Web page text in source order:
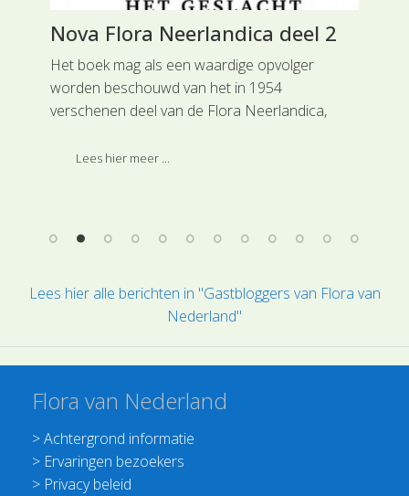
Nova Flora Neerlandica deel 2
Het boek mag als een waardige opvolger
worden beschouwd van het in 1954
verschenen deel van de Flora Neerlandica,
het geslacht Carex, inclusief hybriden.
aantal soorten van wetenschappelijke naam
Lees hier meer ...
Lees hier alle berichten in "Gastbloggers van Flora van
Nederland"
Flora van Nederland
>Achtergrond informatie
> Ervaringen bezoekers
> Privacy beleid